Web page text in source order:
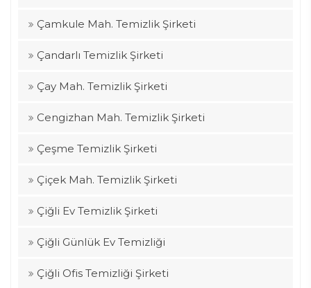
Çamkule Mah. Temizlik Şirketi
Çandarlı Temizlik Şirketi
Çay Mah. Temizlik Şirketi
Cengizhan Mah. Temizlik Şirketi
Çeşme Temizlik Şirketi
Çiçek Mah. Temizlik Şirketi
Çiğli Ev Temizlik Şirketi
Çiğli Günlük Ev Temizliği
Çiğli Ofis Temizliği Şirketi